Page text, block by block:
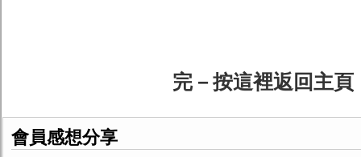
完－按這裡返回主頁
會員感想分享